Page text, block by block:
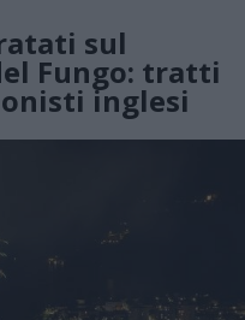
sul
Fungo: tratti
inglesi